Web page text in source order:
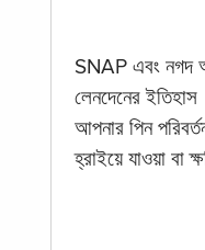
SNAP এবং নগদ
লেনদেনের ইতিহাস
আপনার পিন
হ্রাইয়ে যাওয়া বা